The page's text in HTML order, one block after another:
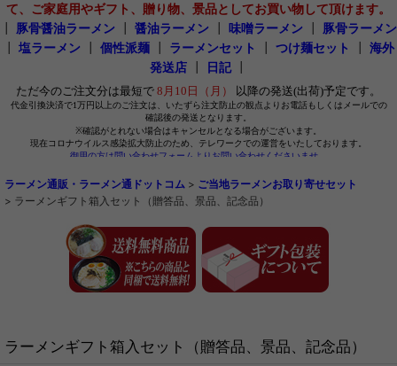
て、ご家庭用やギフト、贈り物、景品としてお買い物して頂けます。
豚骨醤油ラーメン 醤油ラーメン 味噌ラーメン
豚骨ラーメン
塩ラーメン 個性派麺 ラーメンセット つけ麺セット
海外
発送店
日記┃
ラーメン通販・ラーメン通ドットコム > ご当地ラーメンお取り寄せセット
> ラーメンギフト箱入セット（贈答品、景品、記念品）
ラーメンギフト箱入セット（贈答品、景品、記念品）